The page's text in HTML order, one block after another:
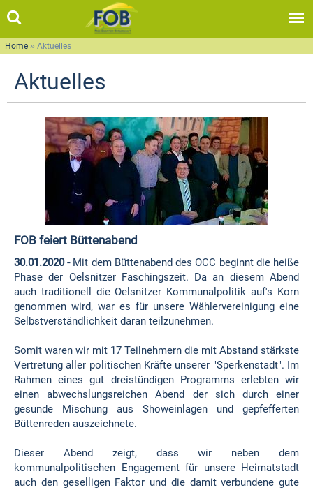
Home » Aktuelles
Aktuelles
FOB feiert Büttenabend
30.01.2020 -Mit dem Büttenabend des OCC beginnt die heiße
Phase der Oelsnitzer Faschingszeit. Da an diesem Abend
auch traditionell die Oelsnitzer Kommunalpolitik auf's Korn
genommen wird, war es für unsere Wählervereinigung eine
Selbstverständlichkeit daran teilzunehmen.
Somit waren wir mit 17 Teilnehmern die mit Abstand stärkste
Vertretung aller politischen Kräfte unserer "Sperkenstadt". Im
Rahmen eines gut dreistündigen Programms erlebten wir
einen abwechslungsreichen Abend der sich durch einer
gesunde Mischung aus Showeinlagen und gepfefferten
Büttenreden auszeichnete.
Dieser Abend zeigt, dass wir neben dem
kommunalpolitischen Engagement für unsere Heimatstadt
auch den geselligen Faktor und die damit verbundene gute